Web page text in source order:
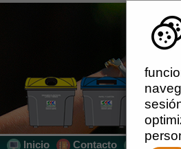
Inicio Contacto